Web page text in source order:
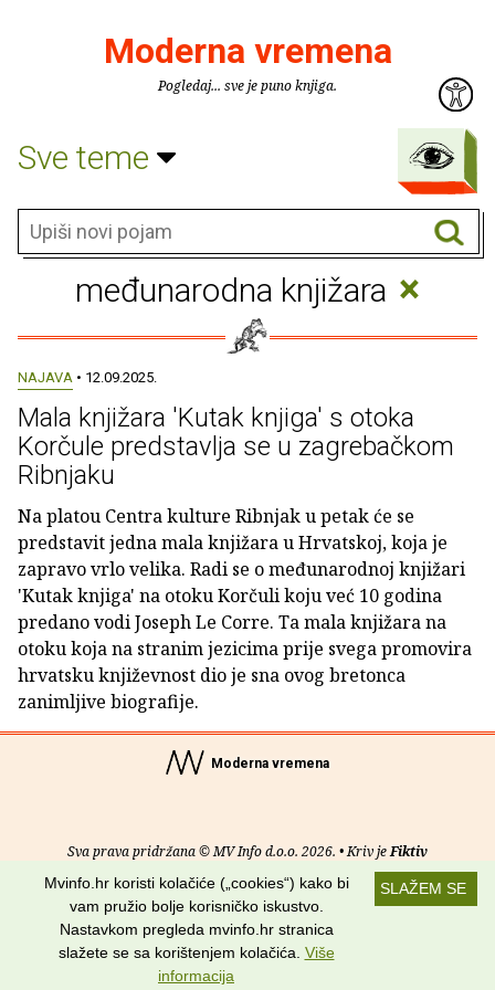
Moderna vremena
Pogledaj... sve je puno knjiga.
Sve teme
međunarodna knjižara ×
NAJAVA • 12.09.2025.
Mala knjižara 'Kutak knjiga' s otoka
Korčule predstavlja se u zagrebačkom
Ribnjaku
Na platou Centra kulture Ribnjak u petak će se
predstavit jedna mala knjižara u Hrvatskoj, koja je
zapravo vrlo velika. Radi se o međunarodnoj knjižari
'Kutak knjiga' na otoku Korčuli koju već 10 godina
predano vodi Joseph Le Corre. Ta mala knjižara na
otoku koja na stranim jezicima prije svega promovira
hrvatsku književnost dio je sna ovog bretonca
zanimljive biografije.
Moderna vremena
Sva prava pridržana © MV Info d.o.o. 2026. • Kriv jeFiktiv
Uvjeti korištenja RSS kanali
Potraži nas na:
SLAŽEM SE
Mvinfo.hr koristi kolačiće („cookies“) kako bi
vam pružio bolje korisničko iskustvo.
Nastavkom pregleda mvinfo.hr stranica
slažete se sa korištenjem kolačića. Više
informacija